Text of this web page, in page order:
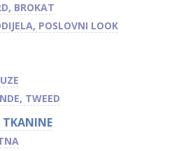
BROKAT
POSLOVNI LOOK
TWEED
TKANINE